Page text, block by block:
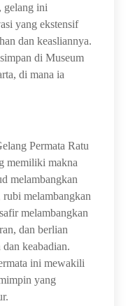
gelang ini
yang ekstensif
dan keasliannya.
di Museum
di mana ia
Permata Ratu
memiliki makna
melambangkan
rubi melambangkan
melambangkan
dan berlian
keabadian.
ini mewakili
yang